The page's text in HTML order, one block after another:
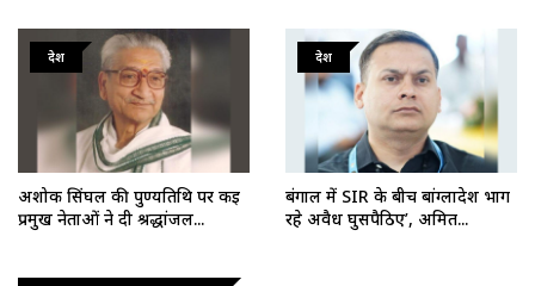
देश
अशोक सिंघल की पुण्यतिथि पर कई
प्रमुख नेताओं ने दी श्रद्धांजल...
देश
बंगाल में SIR के बीच बांग्लादेश भाग
रहे अवैध घुसपैठिए’, अमित...